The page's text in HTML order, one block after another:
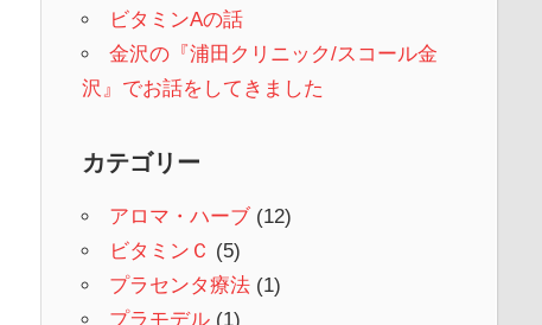
ビタミンAの話
金沢の『浦田クリニック/スコール金
沢』でお話をしてきました
カテゴリー
アロマ・ハーブ(12)
ビタミンＣ (5)
プラセンタ療法(1)
プラモデル(1)